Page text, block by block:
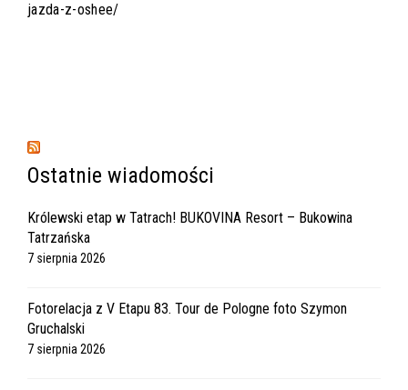
jazda-z-oshee/
Ostatnie wiadomości
Królewski etap w Tatrach! BUKOVINA Resort – Bukowina
Tatrzańska
7 sierpnia 2026
Fotorelacja z V Etapu 83. Tour de Pologne foto Szymon
Gruchalski
7 sierpnia 2026